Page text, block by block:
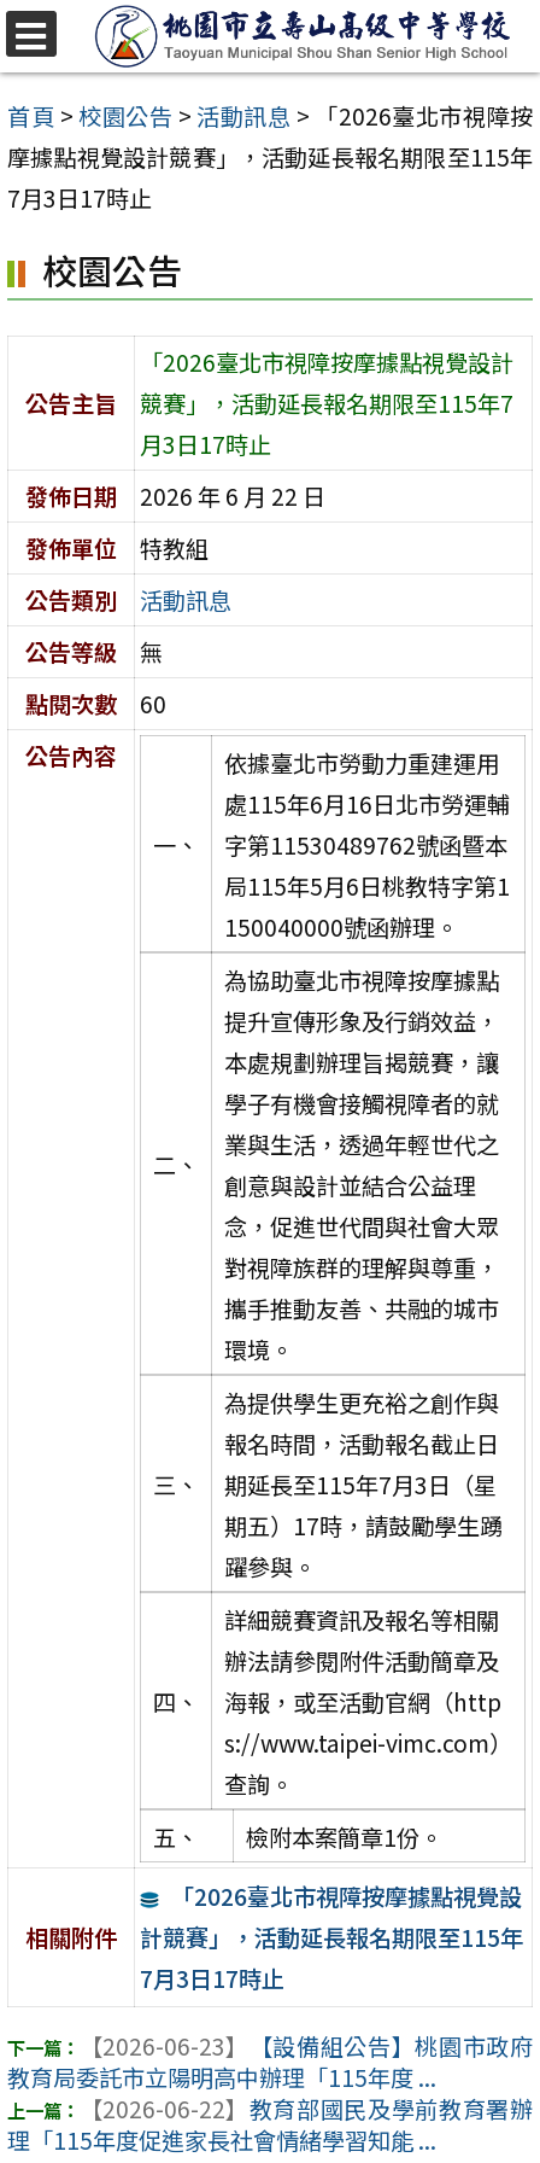
跳
至
主
要
內
區
首頁 >校園公告 > 活動訊息 >
「2026臺北市視障按
摩據點視覺設計競賽」，活動延長報名期限至115年
7月3日17時止
校園公告
公告主旨
「2026臺北市視障按摩據點視覺設計
競賽」，活動延長報名期限至115年7
月3日17時止
發佈日期
2026 年 6 月 22 日
發佈單位
特教組
公告類別
活動訊息
公告等級
無
點閱次數
60
公告內容
一、
依據臺北市勞動力重建運用
處115年6月16日北市勞運輔
字第11530489762號函暨本
局115年5月6日桃教特字第1
150040000號函辦理。
二、
為協助臺北市視障按摩據點
提升宣傳形象及行銷效益，
本處規劃辦理旨揭競賽，讓
學子有機會接觸視障者的就
業與生活，透過年輕世代之
創意與設計並結合公益理
念，促進世代間與社會大眾
對視障族群的理解與尊重，
攜手推動友善、共融的城市
環境。
三、
為提供學生更充裕之創作與
報名時間，活動報名截止日
期延長至115年7月3日（星
期五）17時，請鼓勵學生踴
躍參與。
四、
詳細競賽資訊及報名等相關
辦法請參閱附件活動簡章及
海報，或至活動官網（http
s://www.taipei-vimc.com）
查詢。
五、
檢附本案簡章1份。
相關附件
「2026臺北市視障按摩據點視覺設
計競賽」，活動延長報名期限至115年
7月3日17時止
【2026-06-23】
【設備組公告】桃園市政府
教育局委託市立陽明高中辦理「115年度 ...
【2026-06-22】 教育部國民及學前教育署辦
理「115年度促進家長社會情緒學習知能 ...
選
單